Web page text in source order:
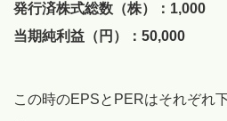
発行済株式総数（株）：1,000
当期純利益（円）：50,000
この時のEPSとPERはそれぞれ